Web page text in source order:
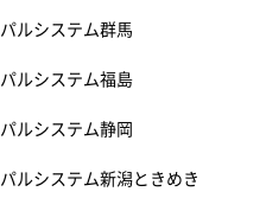
パルシステム群馬
パルシステム福島
パルシステム静岡
パルシステム新潟ときめき